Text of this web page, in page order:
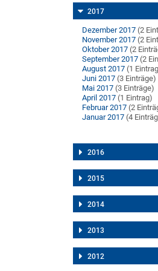
2017
Dezember 2017 (2
November 2017 (2
Oktober 2017 (2
September 2017 (2
August 2017 (1
Juni 2017 (3 Einträge)
Mai 2017 (3 Einträge)
April 2017 (1 Eintrag)
Februar 2017 (2
Januar 2017 (4
2016
2015
2014
2013
2012